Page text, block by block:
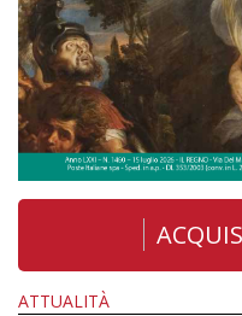
ATTUALITÀ